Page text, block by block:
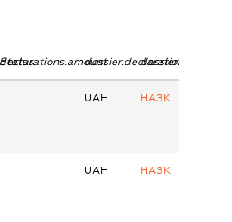
dossier.declarations.currency
UAH НАЗК
UAH НАЗК